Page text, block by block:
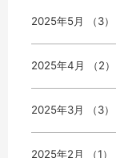
2025年5月 （3）
2025年4月 （2）
2025年3月 （3）
2025年2月 （1）